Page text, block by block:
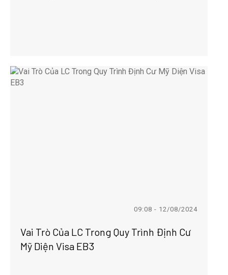
09:08 - 12/08/2024
Vai Trò Của LC Trong Quy Trình Định Cư
Mỹ Diện Visa EB3